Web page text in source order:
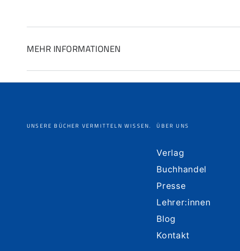
MEHR INFORMATIONEN
UNSERE BÜCHER VERMITTELN WISSEN. ÜBER UNS
Verlag
Buchhandel
Presse
Lehrer:innen
Blog
Kontakt